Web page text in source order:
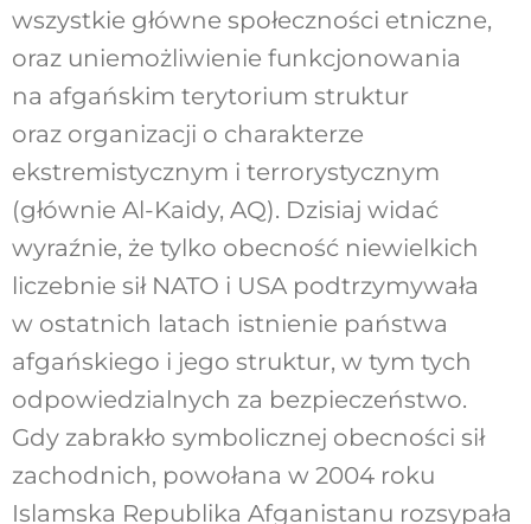
wszystkie główne społeczności etniczne,
oraz uniemożliwienie funkcjonowania
na afgańskim terytorium struktur
oraz organizacji o charakterze
ekstremistycznym i terrorystycznym
(głównie Al-Kaidy, AQ). Dzisiaj widać
wyraźnie, że tylko obecność niewielkich
liczebnie sił NATO i USA podtrzymywała
w ostatnich latach istnienie państwa
afgańskiego i jego struktur, w tym tych
odpowiedzialnych za bezpieczeństwo.
Gdy zabrakło symbolicznej obecności sił
zachodnich, powołana w 2004 roku
Islamska Republika Afganistanu rozsypała